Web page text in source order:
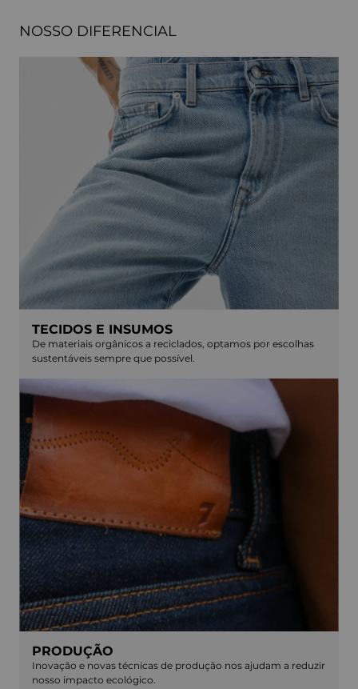
NOSSO DIFERENCIAL
TECIDOS E INSUMOS
De materiais orgânicos a reciclados, optamos por escolhas
sustentáveis sempre que possível.
PRODUÇÃO
Inovação e novas técnicas de produção nos ajudam a reduzir
nosso impacto ecológico.